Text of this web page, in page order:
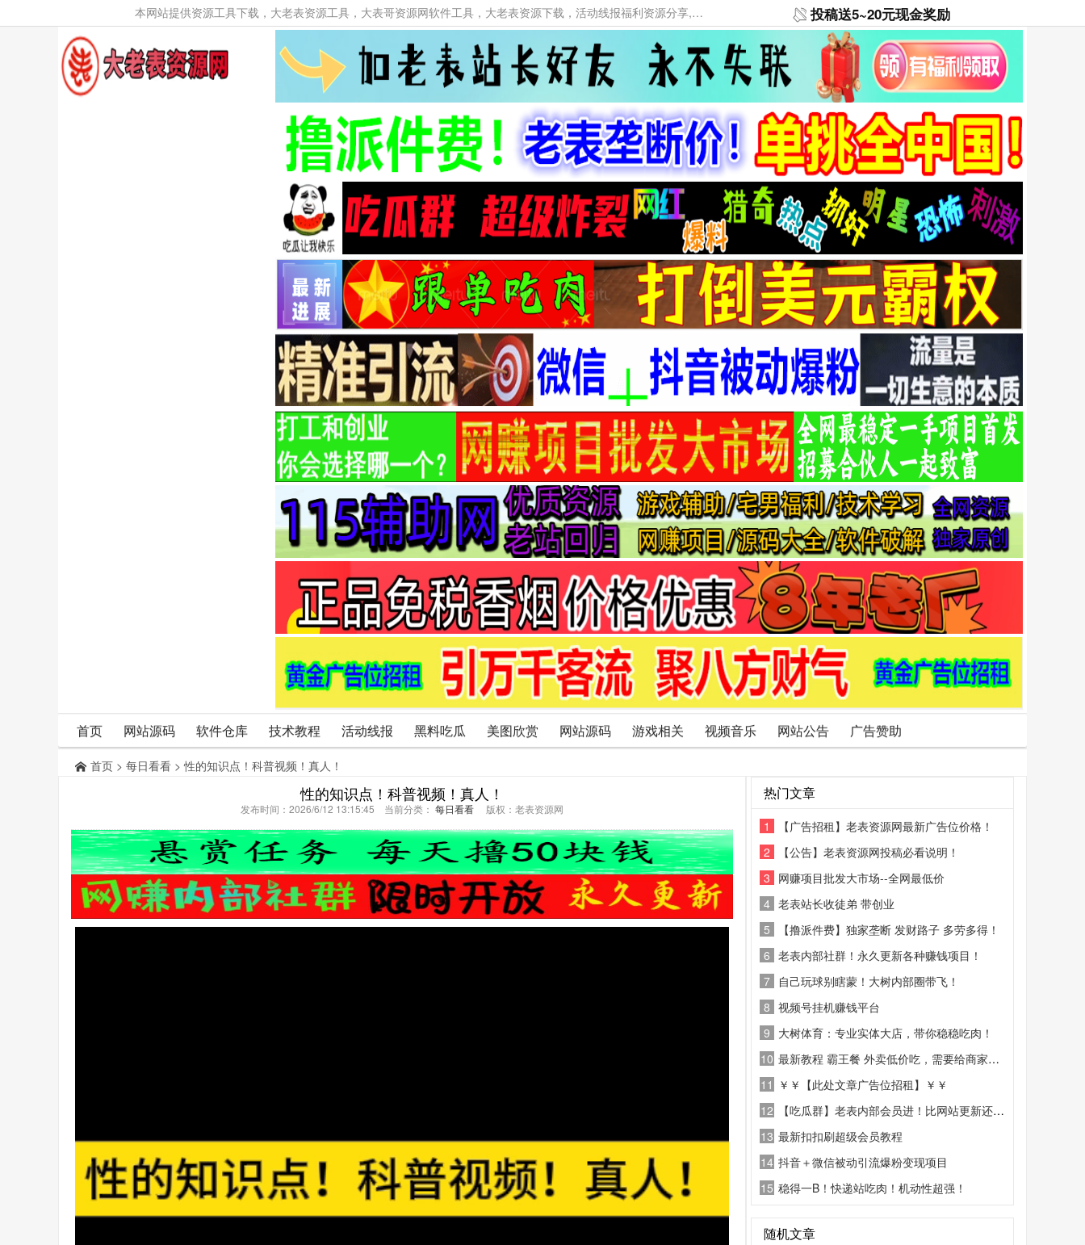
本网站提供资源工具下载，大老表资源工具，大表哥资源网软件工具，大老表资源下载，活动线报福利资源分享,活动线报，大型网游经典游戏，网络热门技术游戏辅助交流与分享。 投稿送5~20元现金奖励
首页 网站源码 软件仓库 技术教程 活动线报 黑料吃瓜 美图欣赏 网站源码 游戏相关 视频音乐 网站公告 广告赞助
首页 > 每日看看 > 性的知识点！科普视频！真人！
性的知识点！科普视频！真人！
发布时间：2026/6/12 13:15:45 当前分类： 每日看看 版权：老表资源网
热门文章
1
【广告招租】老表资源网最新广告位价格！
2
【公告】老表资源网投稿必看说明！
3 网赚项目批发大市场--全网最低价
4 老表站长收徒弟 带创业
5
【撸派件费】独家垄断 发财路子 多劳多得！
6 老表内部社群！永久更新各种赚钱项目！
7 自己玩球别瞎蒙！大树内部圈带飞！
8 视频号挂机赚钱平台
9 大树体育：专业实体大店，带你稳稳吃肉！
10 最新教程 霸王餐 外卖低价吃，需要给商家好评
11 ￥￥【此处文章广告位招租】￥￥
12
【吃瓜群】老表内部会员进！比网站更新还精彩！
13 最新扣扣刷超级会员教程
14 抖音＋微信被动引流爆粉变现项目
15 稳得一B！快递站吃肉！机动性超强！
随机文章